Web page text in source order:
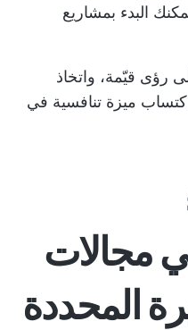
البدء بمشاريع
رؤى قيّمة، واتخاذ
ميزة تنافسية في
مجالات
المحددة